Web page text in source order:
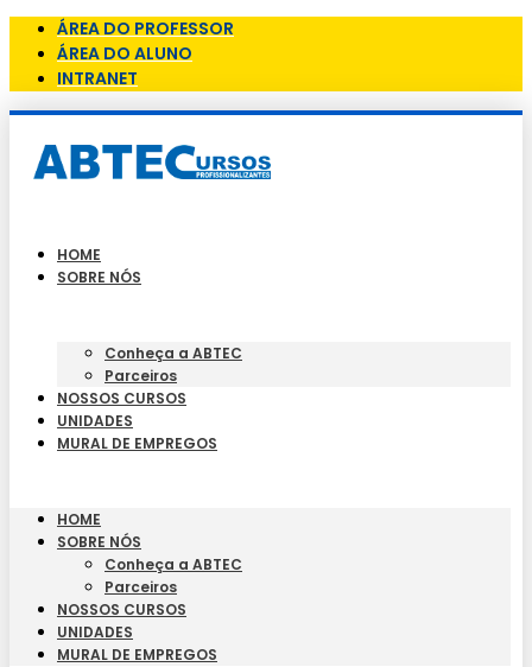
ÁREA DO PROFESSOR
ÁREA DO ALUNO
INTRANET
HOME
SOBRE NÓS
Conheça a ABTEC
Parceiros
NOSSOS CURSOS
UNIDADES
MURAL DE EMPREGOS
HOME
SOBRE NÓS
Conheça a ABTEC
Parceiros
NOSSOS CURSOS
UNIDADES
MURAL DE EMPREGOS